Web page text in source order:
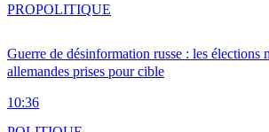
Guerre de désinformation russe : les élections
allemandes prises pour cible
10:36
PROPOLITIQUE